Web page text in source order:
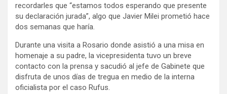
recordarles que “estamos todos esperando que presente
su declaración jurada”, algo que Javier Milei prometió hace
dos semanas que haría.
Durante una visita a Rosario donde asistió a una misa en
homenaje a su padre, la vicepresidenta tuvo un breve
contacto con la prensa y sacudió al jefe de Gabinete que
disfruta de unos días de tregua en medio de la interna
oficialista por el caso Rufus.